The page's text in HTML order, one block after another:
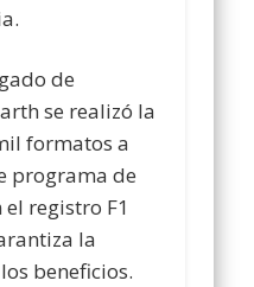
de
se realizó la
formatos a
programa de
registro F1
la
beneficios.